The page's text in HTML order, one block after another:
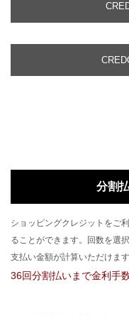
分割
ショッピングクレジットをご
ることができます。回数を選
支払い金額が計算いただけます
36回分割払いまで金利手